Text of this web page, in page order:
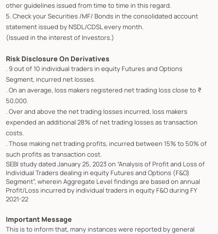
other guidelines issued from time to time in this regard.
5. Check your Securities /MF/ Bonds in the consolidated account
statement issued by NSDL/CDSL every month.
(Issued in the interest of Investors.)
Risk Disclosure On Derivatives
. 9 out of 10 individual traders in equity Futures and Options
Segment, incurred net losses.
. On an average, loss makers registered net trading loss close to ₹
50,000.
. Over and above the net trading losses incurred, loss makers
expended an additional 28% of net trading losses as transaction
costs.
. Those making net trading profits, incurred between 15% to 50% of
such profits as transaction cost.
SEBI study dated January 25, 2023 on “Analysis of Profit and Loss of
Individual Traders dealing in equity Futures and Options (F&O)
Segment”, wherein Aggregate Level findings are based on annual
Profit/Loss incurred by individual traders in equity F&O during FY
2021-22
Important Message
This is to inform that, many instances were reported by general